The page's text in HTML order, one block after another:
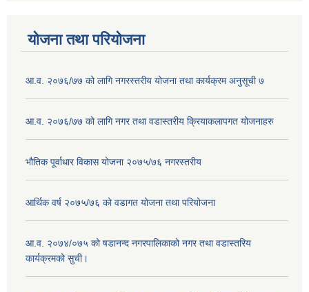
योजना तथा परियोजना
आ.व. २०७६/७७ को लागि नगरस्तरीय योजना तथा कार्यक्रम अनुसूची ७
आ.व. २०७६/७७ को लागि नगर तथा वडास्तरीय क्रियाकलापगत योजनाहरु
भौतिक पूर्वाधार विकास योजना २०७५/७६ नगरस्तरीय
आर्थिक वर्ष २०७५/७६ को वडागत योजना तथा परियोजना
आ.व. २०७४/०७५ को षडानन्द नगरपालिकाको नगर तथा वडास्तरिय
कार्यक्रमको सुची।